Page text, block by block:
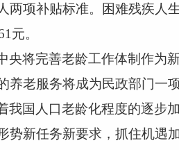
两项补贴标准。困难残疾人
元。
央将完善老龄工作体制作为
养老服务将成为民政部门一
我国人口老龄化程度的逐步
势新任务新要求，抓住机遇